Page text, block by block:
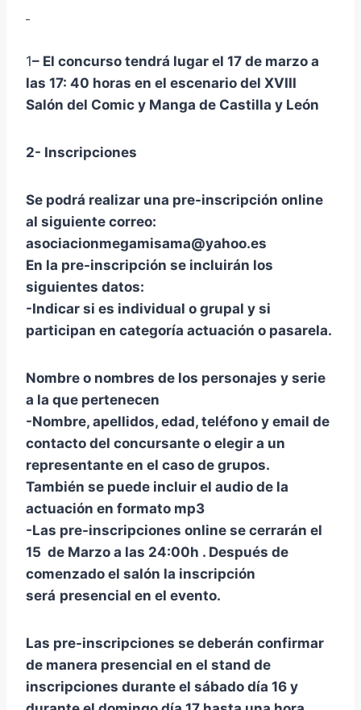
1– El concurso tendrá lugar el 17 de marzo a
las 17: 40 horas en el escenario del XVIII
Salón del Comic y Manga de Castilla y León
2- Inscripciones
Se podrá realizar una pre-inscripción online
al siguiente correo:
asociacionmegamisama@yahoo.es
En la pre-inscripción se incluirán los
siguientes datos:
-Indicar si es individual o grupal y si
participan en categoría actuación o pasarela.
Nombre o nombres de los personajes y serie
a la que pertenecen
-Nombre, apellidos, edad, teléfono y email de
contacto del concursante o elegir a un
representante en el caso de grupos.
También se puede incluir el audio de la
actuación en formato mp3
-Las pre-inscripciones online se cerrarán el
15 de Marzo a las 24:00h . Después de
comenzado el salón la inscripción
será presencial en el evento.
Las pre-inscripciones se deberán confirmar
de manera presencial en el stand de
inscripciones durante el sábado día 16 y